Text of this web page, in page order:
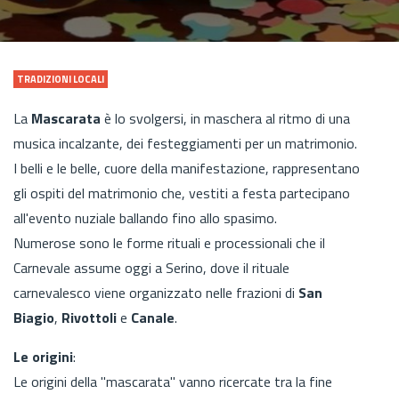
TRADIZIONI LOCALI
La Mascarata è lo svolgersi, in maschera al ritmo di una
musica incalzante, dei festeggiamenti per un matrimonio.
I belli e le belle, cuore della manifestazione, rappresentano
gli ospiti del matrimonio che, vestiti a festa partecipano
all'evento nuziale ballando fino allo spasimo.
Numerose sono le forme rituali e processionali che il
Carnevale assume oggi a Serino, dove il rituale
carnevalesco viene organizzato nelle frazioni di San
Biagio, Rivottolie Canale.
Le origini:
Le origini della "mascarata" vanno ricercate tra la fine